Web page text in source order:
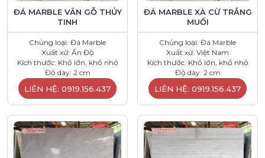
ĐÁ MARBLE VÂN GỖ THỦY
TINH
Chủng loại: Đá Marble
Xuất xứ: Ấn Độ
Kích thước: Khổ lớn, khổ nhỏ
Độ dày: 2 cm
LIÊN HỆ: 0919.156.437
ĐÁ MARBLE XÀ CỪ TRẮNG
MUỐI
Chủng loại: Đá Marble
Xuất xứ: Việt Nam
Kích thước: Khổ lớn, khổ nhỏ
Độ dày: 2 cm
LIÊN HỆ: 0919.156.437